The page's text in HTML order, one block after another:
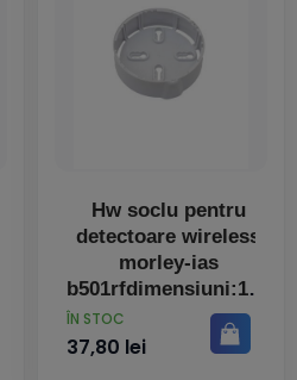
Hw soclu pentru
detectoare wireless
morley-ias
b501rfdimensiuni:107
mm diametru x
PRET
ÎN STOC
37,80 lei